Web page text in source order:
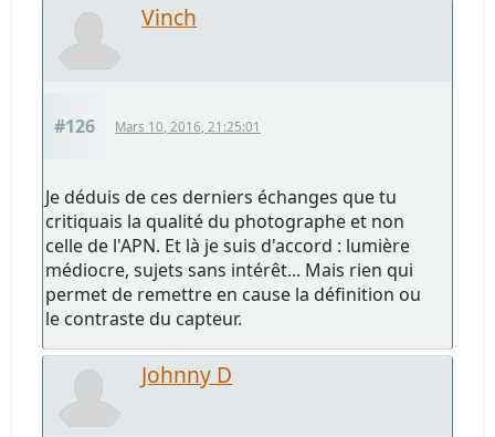
Vinch
#126 Mars 10, 2016, 21:25:01
Je déduis de ces derniers échanges que tu
critiquais la qualité du photographe et non
celle de l'APN. Et là je suis d'accord : lumière
médiocre, sujets sans intérêt... Mais rien qui
permet de remettre en cause la définition ou
le contraste du capteur.
Johnny D